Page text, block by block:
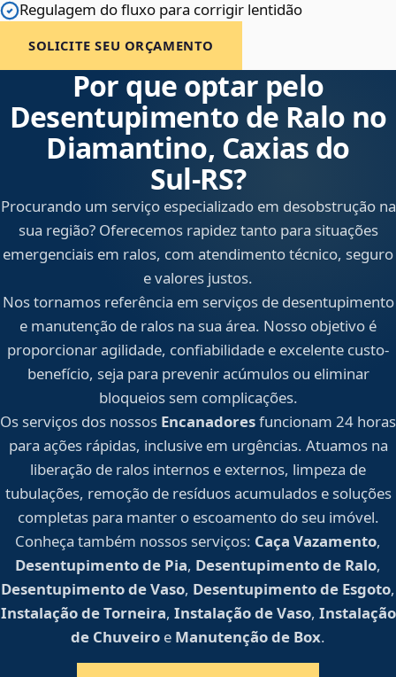
Regulagem do fluxo para corrigir lentidão
SOLICITE SEU ORÇAMENTO
Por que optar pelo
Desentupimento de Ralo no
Diamantino, Caxias do
Sul‑RS?
Procurando um serviço especializado em desobstrução na
sua região? Oferecemos rapidez tanto para situações
emergenciais em ralos, com atendimento técnico, seguro
e valores justos.
Nos tornamos referência em serviços de desentupimento
e manutenção de ralos na sua área. Nosso objetivo é
proporcionar agilidade, confiabilidade e excelente custo-
benefício, seja para prevenir acúmulos ou eliminar
bloqueios sem complicações.
Os serviços dos nossos Encanadoresfuncionam 24 horas
para ações rápidas, inclusive em urgências. Atuamos na
liberação de ralos internos e externos, limpeza de
tubulações, remoção de resíduos acumulados e soluções
completas para manter o escoamento do seu imóvel.
Conheça também nossos serviços: Caça Vazamento,
Desentupimento de Pia, Desentupimento de Ralo,
Desentupimento de Vaso, Desentupimento de Esgoto,
Instalação de Torneira, Instalação de Vaso, Instalação
de Chuveiro e Manutenção de Box.